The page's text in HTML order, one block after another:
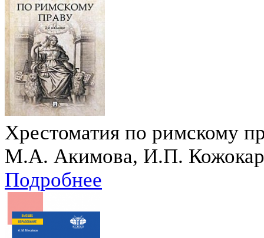
Хрестоматия по римскому
М.А. Акимова, И.П.
Подробнее